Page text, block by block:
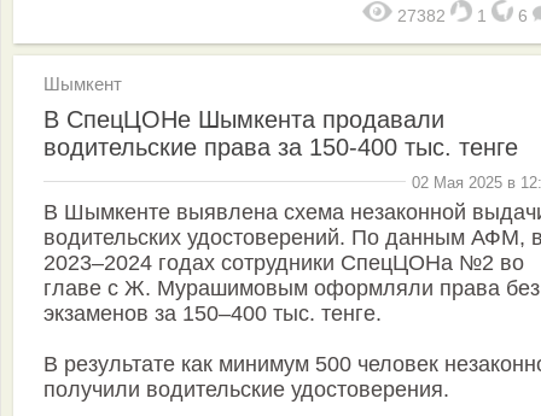
27382 1 6
Шымкент
В СпецЦОНе Шымкента продавали
водительские права за 150-400 тыс. тенге
02 Мая 2025 в
В Шымкенте выявлена схема незаконной
водительских удостоверений. По данным АФМ,
2023–2024 годах сотрудники СпецЦОНа №2 во
главе с Ж. Мурашимовым оформляли права без
экзаменов за 150–400 тыс. тенге.
В результате как минимум 500 человек
получили водительские удостоверения.